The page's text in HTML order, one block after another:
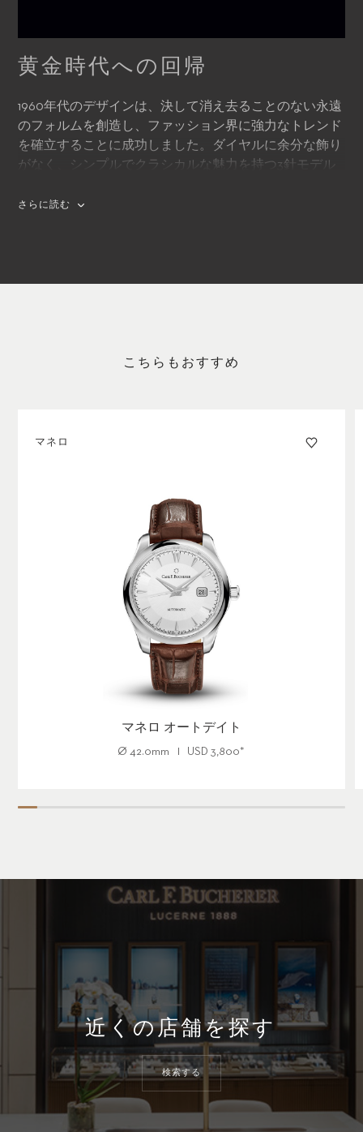
黄金時代への回帰
1960年代のデザインは、決して消え去ることのない永遠
のフォルムを創造し、ファッション界に強力なトレンド
を確立することに成功しました。ダイヤルに余分な飾り
がなく、シンプルでクラシカルな魅力を持つ3針モデル
その後も現在に至るまで、腕時計デザインの主流となっ
タイルウォッチの機能性を強調。現在時刻と3時位置の
さらに読む
こちらもおすすめ
マネロ
マネロ オートデイト
Ø 42.0mm USD 3,800*
近くの店舗を探す
検索する